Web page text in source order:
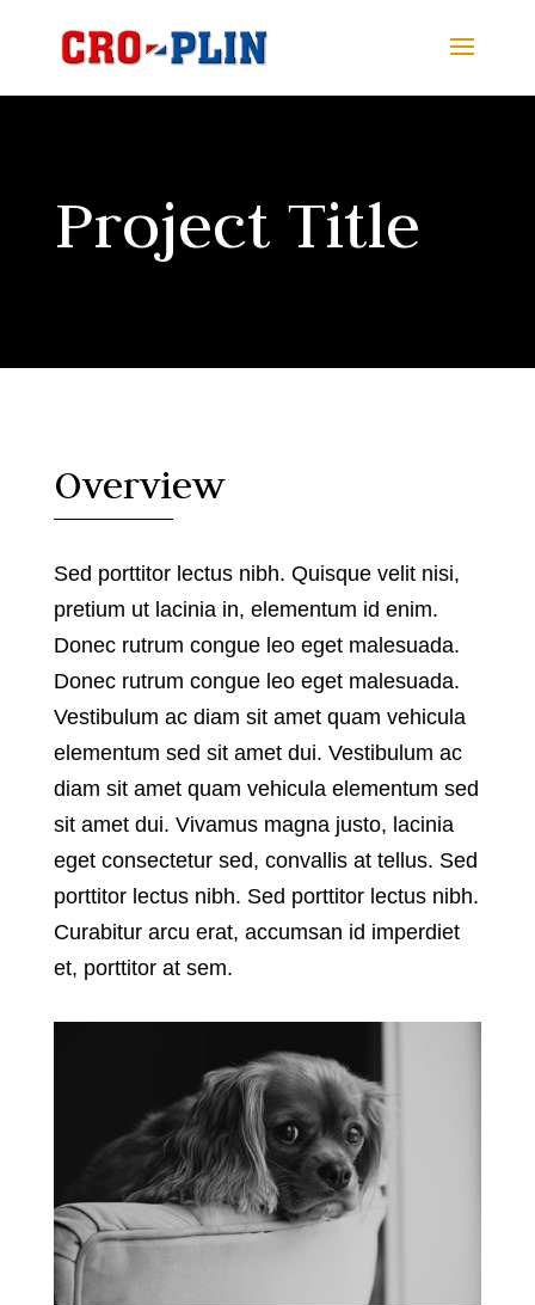
Project Title
Overview
Sed porttitor lectus nibh. Quisque velit nisi,
pretium ut lacinia in, elementum id enim.
Donec rutrum congue leo eget malesuada.
Donec rutrum congue leo eget malesuada.
Vestibulum ac diam sit amet quam vehicula
elementum sed sit amet dui. Vestibulum ac
diam sit amet quam vehicula elementum sed
sit amet dui. Vivamus magna justo, lacinia
eget consectetur sed, convallis at tellus. Sed
porttitor lectus nibh. Sed porttitor lectus nibh.
Curabitur arcu erat, accumsan id imperdiet
et, porttitor at sem.